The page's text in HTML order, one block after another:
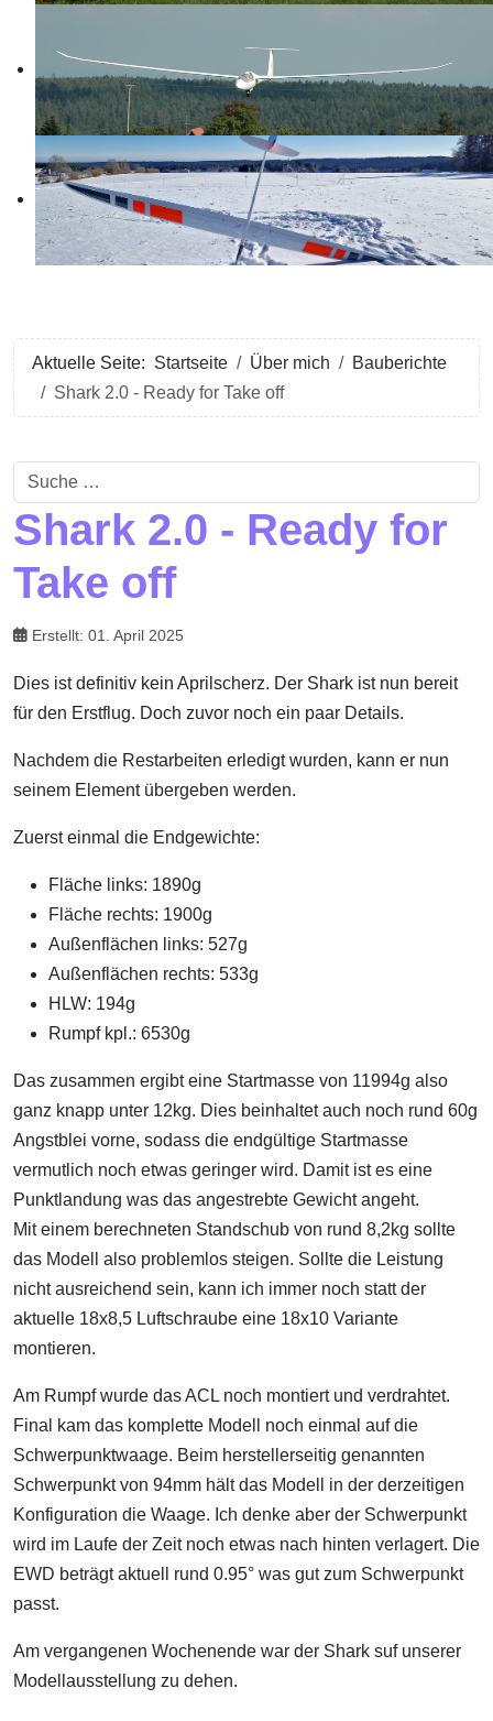
Aktuelle Seite: Startseite Über mich
Bauberichte
Shark 2.0 - Ready for Take off
Suchen
Shark 2.0 - Ready for
Take off
Erstellt: 01. April 2025
Dies ist definitiv kein Aprilscherz. Der Shark ist nun bereit
für den Erstflug. Doch zuvor noch ein paar Details.
Nachdem die Restarbeiten erledigt wurden, kann er nun
seinem Element übergeben werden.
Zuerst einmal die Endgewichte:
Fläche links: 1890g
Fläche rechts: 1900g
Außenflächen links: 527g
Außenflächen rechts: 533g
HLW: 194g
Rumpf kpl.: 6530g
Das zusammen ergibt eine Startmasse von 11994g also
ganz knapp unter 12kg. Dies beinhaltet auch noch rund 60g
Angstblei vorne, sodass die endgültige Startmasse
vermutlich noch etwas geringer wird. Damit ist es eine
Punktlandung was das angestrebte Gewicht angeht.
Mit einem berechneten Standschub von rund 8,2kg sollte
das Modell also problemlos steigen. Sollte die Leistung
nicht ausreichend sein, kann ich immer noch statt der
aktuelle 18x8,5 Luftschraube eine 18x10 Variante
montieren.
Am Rumpf wurde das ACL noch montiert und verdrahtet.
Final kam das komplette Modell noch einmal auf die
Schwerpunktwaage. Beim herstellerseitig genannten
Schwerpunkt von 94mm hält das Modell in der derzeitigen
Konfiguration die Waage. Ich denke aber der Schwerpunkt
wird im Laufe der Zeit noch etwas nach hinten verlagert. Die
EWD beträgt aktuell rund 0.95° was gut zum Schwerpunkt
passt.
Am vergangenen Wochenende war der Shark suf unserer
Modellausstellung zu dehen.